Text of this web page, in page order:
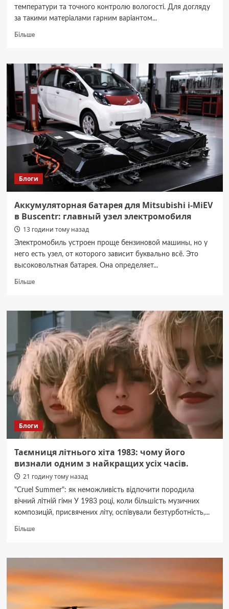
температури та точного контролю вологості. Для догляду
за такими матеріалами гарним варіантом...
БільшеДокладніше
захистити
делікатні
тканини
від
пересушування
та
деформації
Блоги
Аккумуляторная батарея для Mitsubishi i-MiEV
в Buscentr: главный узел электромобиля
13 години тому назад
Электромобиль устроен проще бензиновой машины, но у
него есть узел, от которого зависит буквально всё. Это
высоковольтная батарея. Она определяет...
БільшеДокладніше
батарея
для
Mitsubishi
i-
MiEV
в
Buscentr:
главный
узел
электромобиля
Блоги
Таємниця літнього хіта 1983: чому його
визнали одним з найкращих усіх часів.
21 годину тому назад
"Cruel Summer": як неможливість відпочити породила
вічний літній гімн У 1983 році, коли більшість музичних
композицій, присвячених літу, оспівували безтурботність,...
БільшеДокладніше
літнього
1983:
чому
визнали